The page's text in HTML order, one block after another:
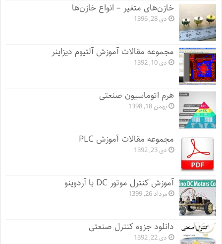
خازن‌های متغیر – انواع خازن‌ها
دی 28, 1396
مجموعه مقالات آموزش آلتیوم دیزاینر
دی 10, 1392
هرم اتوماسیون صنعتی
بهمن 18, 1398
مجموعه مقالات آموزش PLC
دی 23, 1392
آموزش کنترل موتور DC با آردوینو
مرداد 26, 1399
دانلود جزوه کنترل صنعتی
دی 22, 1392